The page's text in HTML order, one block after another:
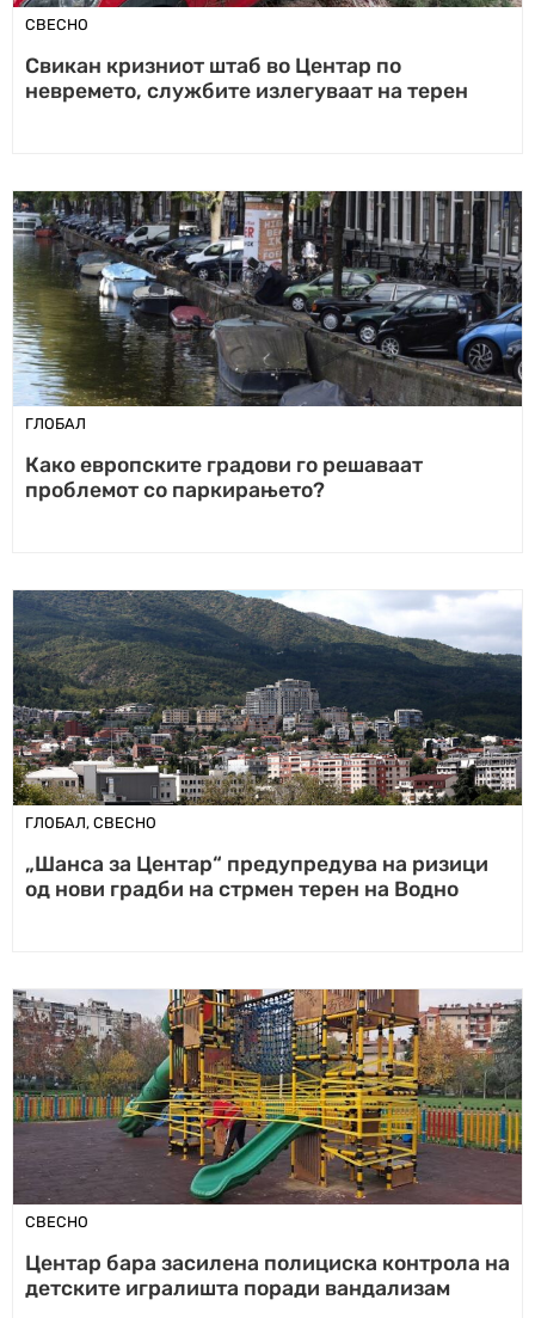
СВЕСНО
Свикан кризниот штаб во Центар по
невремето, службите излегуваат на терен
ГЛОБАЛ
Како европските градови го решаваат
проблемот со паркирањето?
ГЛОБАЛ, СВЕСНО
„Шанса за Центар“ предупредува на ризици
од нови градби на стрмен терен на Водно
СВЕСНО
Центар бара засилена полициска контрола на
детските игралишта поради вандализам